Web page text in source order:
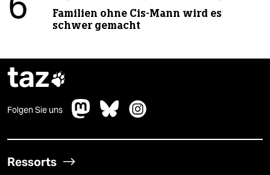
6
Familien ohne Cis-Mann wird es
schwer gemacht
taz
Folgen Sie uns
Ressorts